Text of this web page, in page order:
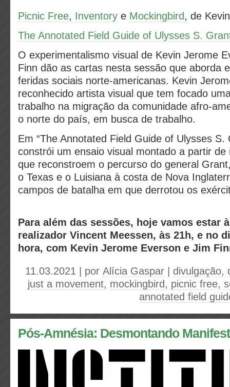
Picnic Free, Inventory e Mockingbird, de
The Annotated Field Guide of Ulysses S.
O experimentalismo visual de Kevin Jerome
Finn dão as cartas nesta sessão que aborda
feridas sociais norte-americanas. Kevin
reconhecido artista visual que tem focado
trabalho na migração da comunidade afro-
o norte do país, em busca de trabalho.
Em “The Annotated Field Guide of Ulysses S.
constrói um ensaio visual montado a partir de
que reconstroem o percurso do general
o Texas e o Luisiana à costa de Nova
campos de batalha em que derrotou os
Para além das sessões, hoje vamos estar
realizador Vincent Meessen, às 21h, e no
hora, com Kevin Jerome Everson e Jim
11.03.2021 | por Alícia Gaspar divulgação,
just a movement, mockingbird , picnic free,
annotated field
Pós-Amnésia: Desmontando